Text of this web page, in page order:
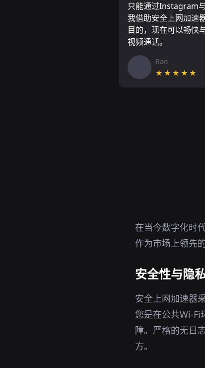
只能通过Instagram与
我借助安全上网加速
目的，现在可以畅快
视频通话。
Bao
★★★★★
在当今数字化时
作为市场上领先
安全性与隐
安全上网加速器
您是在公共Wi-Fi
障。严格的无日
方。